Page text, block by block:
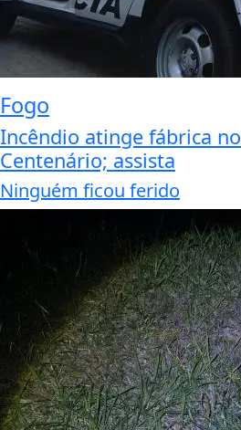
Fogo
Incêndio atinge fábrica
Centenário; assista
Ninguém ficou ferido